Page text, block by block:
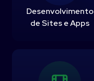
Desenvolvimento
de Sites e Apps